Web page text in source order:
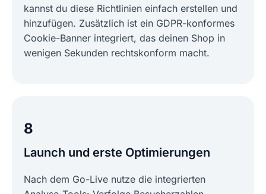
kannst du diese Richtlinien einfach erstellen und
hinzufügen. Zusätzlich ist ein GDPR-konformes
Cookie-Banner integriert, das deinen Shop in
wenigen Sekunden rechtskonform macht.
8
Launch und erste Optimierungen
Nach dem Go-Live nutze die integrierten